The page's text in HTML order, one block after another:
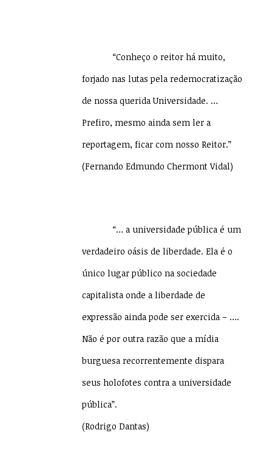
“Conheço o reitor há muito,
forjado nas lutas pela redemocratização
de nossa querida Universidade. …
Prefiro, mesmo ainda sem ler a
reportagem, ficar com nosso Reitor.”
(Fernando Edmundo Chermont Vidal)
“… a universidade pública é um
verdadeiro oásis de liberdade. Ela é o
único lugar público na sociedade
capitalista onde a liberdade de
expressão ainda pode ser exercida – ….
Não é por outra razão que a mídia
burguesa recorrentemente dispara
seus holofotes contra a universidade
pública”.
(Rodrigo Dantas)